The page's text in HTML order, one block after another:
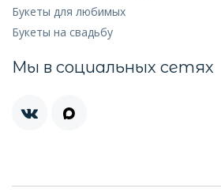
Букеты для любимых
Букеты на свадьбу
Мы в социальных сетях